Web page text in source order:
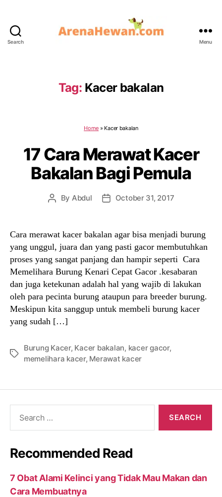
Search Menu
Tag: Kacer bakalan
Home » Kacer bakalan
17 Cara Merawat Kacer
Bakalan Bagi Pemula
Post
By Abdul
PostOctober 31, 2017
Cara merawat kacer bakalan agar bisa menjadi burung
yang unggul, juara dan yang pasti gacor membutuhkan
proses yang sangat panjang dan hampir seperti Cara
Memelihara Burung Kenari Cepat Gacor .kesabaran
dan juga ketekunan adalah hal yang wajib di lakukan
oleh para pecinta burung ataupun para breeder burung.
Meskipun kita sanggup untuk membeli burung kacer
yang sudah […]
Tags
Burung Kacer, Kacer bakalan, kacer gacor,
memelihara kacer, Merawat kacer
Recommended Read
7 Obat Alami Kelinci yang Tidak Mau Makan dan
Cara Membuatnya